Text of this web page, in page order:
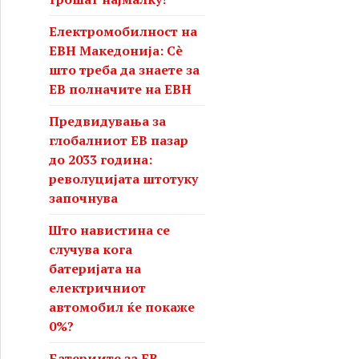
Електромобилност на
ЕВН Македонија: Сè
што треба да знаете за
ЕВ полначите на ЕВН
Предвидувања за
глобалниот ЕВ пазар
до 2033 година:
револуцијата штотуку
започнува
Што навистина се
случува кога
батеријата на
електричниот
автомобил ќе покаже
0%?